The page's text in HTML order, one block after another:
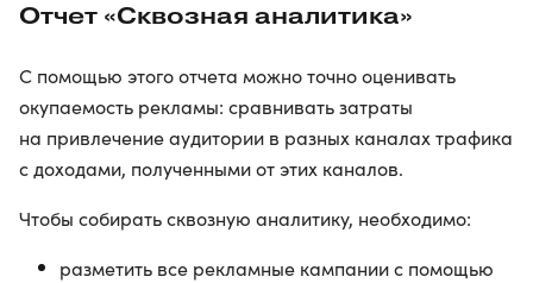
Отчет «Сквозная аналитика»
С помощью этого отчета можно точно оценивать
окупаемость рекламы: сравнивать затраты
на привлечение аудитории в разных каналах трафика
с доходами, полученными от этих каналов.
Чтобы собирать сквозную аналитику, необходимо:
разметить все рекламные кампании с помощью